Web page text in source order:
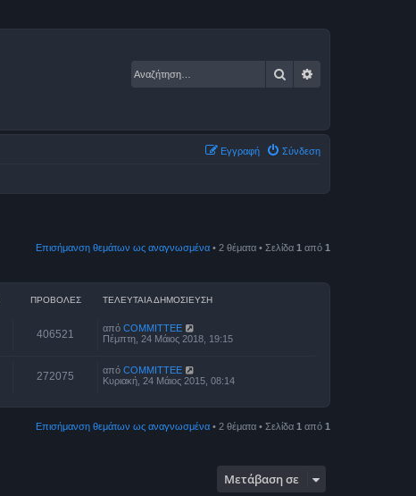
Αναζήτηση
Σύνδεση
Εγγραφή
Επισήμανση θεμάτων ως αναγνωσμένα • 2 θέματα • Σελίδα 1 από 1
ΠΡΟΒΟΛΈΣ ΤΕΛΕΥΤΑΊΑ ΔΗΜΟΣΊΕΥΣΗ
406521 από COMMITTEE
Πέμπτη, 24 Μάιος 2018, 19:15
272075 από COMMITTEE
Κυριακή, 24 Μάιος 2015, 08:14
Επισήμανση θεμάτων ως αναγνωσμένα • 2 θέματα • Σελίδα 1 από 1
Μετάβαση σε